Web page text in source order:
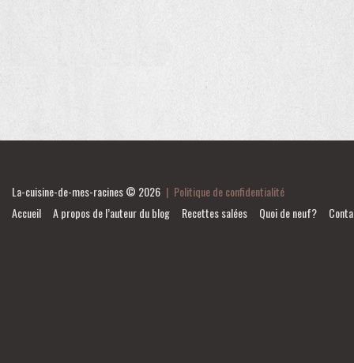
La-cuisine-de-mes-racines© 2026 | Politique de confidentialité
Accueil
A propos de l’auteur du blog Recettes salées Quoi de neuf?